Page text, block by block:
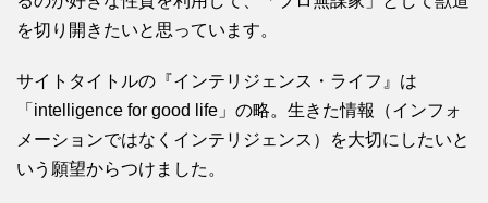
を切り開きたいと思っています。
サイトタイトルの『インテリジェンス・ライフ』は
「intelligence for good life」の略。生きた情報（インフォ
メーションではなくインテリジェンス）を大切にしたいと
いう願望からつけました。